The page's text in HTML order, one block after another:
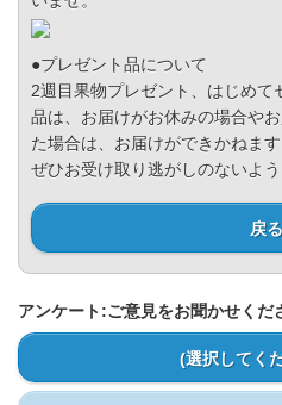
●プレゼント品について
2週目果物プレゼント、はじめて
品は、お届けがお休みの場合や
た場合は、お届けができかねます
ぜひお受け取り逃がしのないよう
戻る
アンケート:ご意見をお聞かせくだ
(選択してく